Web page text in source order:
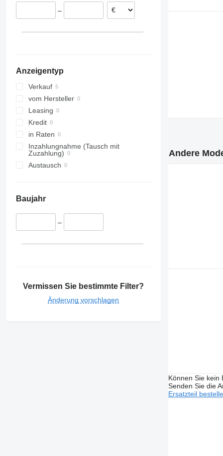
FM 500
–
Anzeigentyp
Verkauf
vom Hersteller
Leasing
Kredit
in Raten
Inzahlungnahme (Tausch mit
Zuzahlung)
Austausch
Baujahr
–
Vermissen Sie bestimmte Filter?
Änderung vorschlagen
Andere
Können Sie kein
Senden Sie die
Ersatzteil